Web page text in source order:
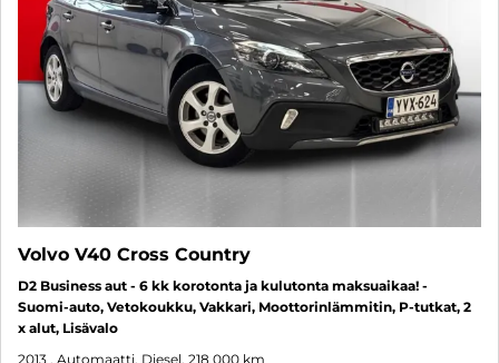
Volvo V40 Cross Country
D2 Business aut - 6 kk korotonta ja kulutonta maksuaikaa! -
Suomi-auto, Vetokoukku, Vakkari, Moottorinlämmitin, P-tutkat, 2
x alut, Lisävalo
2013 , Automaatti, Diesel, 218 000 km